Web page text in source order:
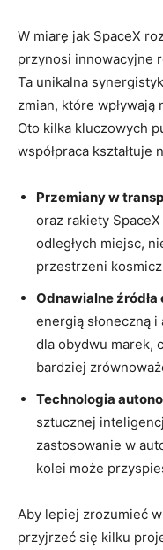
W miarę jak SpaceX
przynosi innowacyjne
Ta unikalna
zmian, które
Oto kilka kluczowych
współpraca kształtuje
Przemiany w
oraz rakiety
odległych miejsc,
przestrzeni
Odnawialne źródła
energią słoneczną
dla obydwu marek,
bardziej
Technologia
sztucznej
zastosowanie w
kolei może
Aby lepiej zrozumieć
przyjrzeć się kilku